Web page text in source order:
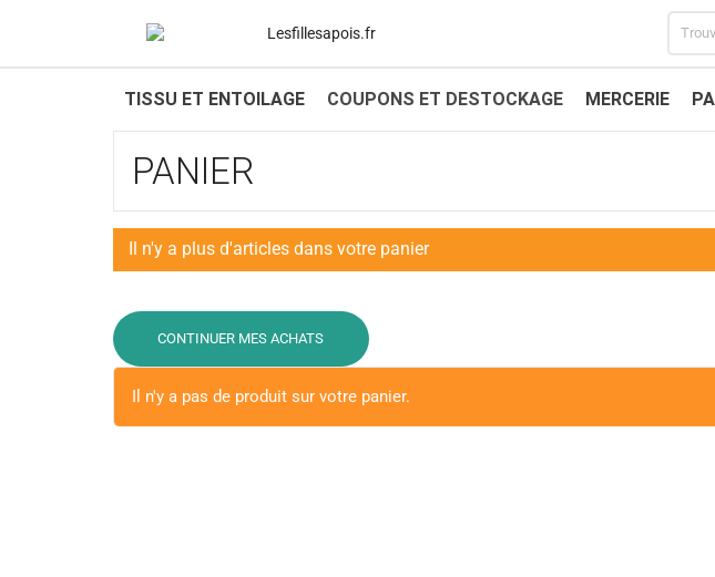
TISSU ET ENTOILAGE COUPONS ET DESTOCKAGE MERCERIE
PANIER
Il n'y a plus d'articles dans votre panier
CONTINUER MES ACHATS
Il n'y a pas de produit sur votre panier.